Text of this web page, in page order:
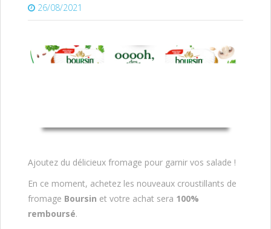
26/08/2021
Ajoutez du délicieux fromage pour garnir vos salade !
En ce moment, achetez les nouveaux croustillants de
fromage Boursin et votre achat sera 100%
remboursé.